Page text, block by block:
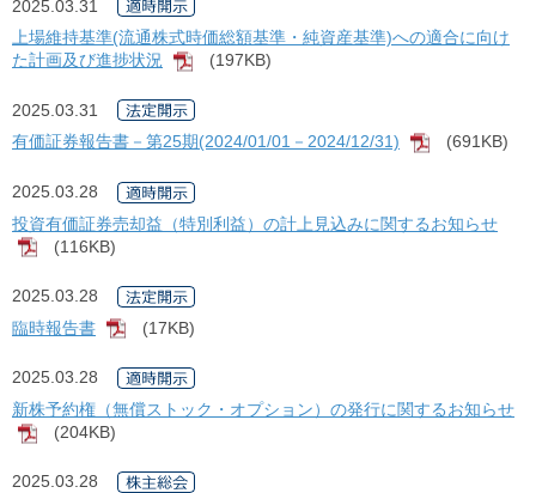
2025.03.31
上場維持基準(流通株式時価総額基準・純資産基準)への適合に向け
た計画及び進捗状況
[PDF]
(197KB)
2025.03.31
有価証券報告書－第25期(2024/01/01－2024/12/31)
[PDF]
(691KB)
2025.03.28
投資有価証券売却益（特別利益）の計上見込みに関するお知らせ
[PDF]
(116KB)
2025.03.28
臨時報告書
[PDF]
(17KB)
2025.03.28
新株予約権（無償ストック・オプション）の発行に関するお知らせ
[PDF]
(204KB)
2025.03.28